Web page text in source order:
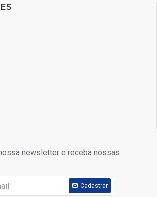
newsletter e receba nossas
Cadastrar